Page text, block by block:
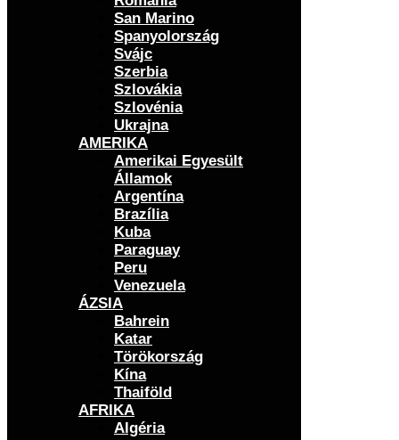
San Marino
Spanyolország
Svájc
Szerbia
Szlovákia
Szlovénia
Ukrajna
AMERIKA
Amerikai Egyesült
Államok
Argentína
Brazília
Kuba
Paraguay
Peru
Venezuela
ÁZSIA
Bahrein
Katar
Törökország
Kína
Thaiföld
AFRIKA
Algéria